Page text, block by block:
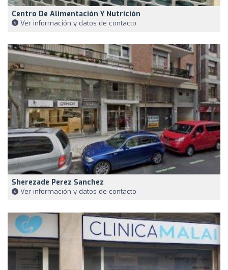
Centro De Alimentación Y Nutrición
Ver información y datos de contacto
Sherezade Perez Sanchez
Ver información y datos de contacto